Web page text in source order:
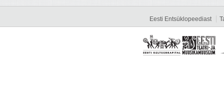
Eesti Entsüklopeediast